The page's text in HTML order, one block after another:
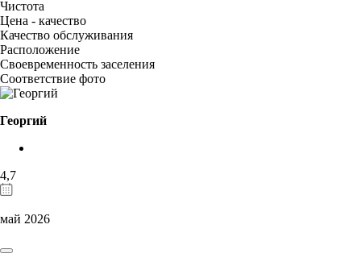
Чистота
Цена - качество
Качество обслуживания
Расположение
Своевременность заселения
Соответствие фото
Георгий
4,7
май 2026